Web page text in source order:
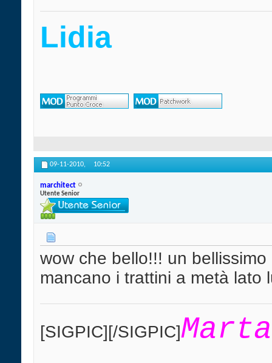
Lidia
09-11-2010, 10:52
marchitect
Utente Senior
wow che bello!!! un
mancano i trattini a metà lato
[SIGPIC][/SIGPIC]Marta